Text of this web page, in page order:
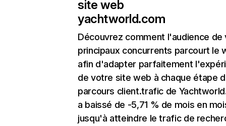
site web
yachtworld.com
Découvrez comment l'audience de
principaux concurrents parcourt le
afin d'adapter parfaitement
de votre site web à chaque étape
parcours client.trafic de
a baissé de -5,71 % de mois en
jusqu'à atteindre le trafic de